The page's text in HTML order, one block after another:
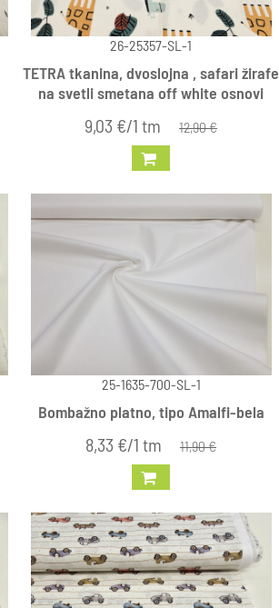
26-25357-SL-1
TETRA tkanina, dvoslojna , safari žirafe
na svetli smetana off white osnovi
9,03 €/1 tm 12,90 €
25-1635-700-SL-1
Bombažno platno, tipo Amalfi-bela
8,33 €/1 tm 11,90 €